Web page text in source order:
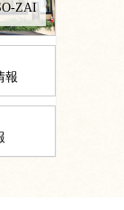
ZAI
報